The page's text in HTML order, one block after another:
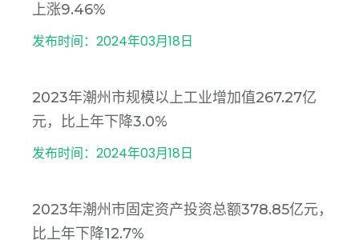
上涨9.46%
发布时间：2024年03月18日
2023年潮州市规模以上工业增加值267.27亿
元，比上年下降3.0%
发布时间：2024年03月18日
2023年潮州市固定资产投资总额378.85亿元，
比上年下降12.7%